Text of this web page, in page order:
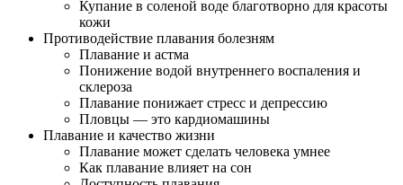
Купание в соленой воде благотворно для красоты
кожи
Противодействие плавания болезням
Плавание и астма
Понижение водой внутреннего воспаления и
склероза
Плавание понижает стресс и депрессию
Пловцы — это кардиомашины
Плавание и качество жизни
Плавание может сделать человека умнее
Как плавание влияет на сон